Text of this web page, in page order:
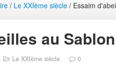
/ Le XXIème siècle/ Essaim
au Sablon
Le XXIème siècle 0